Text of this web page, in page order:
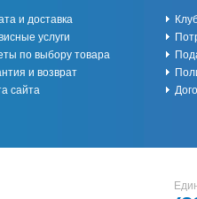
и доставка
услуги
по выбору товара
и возврат
сайта